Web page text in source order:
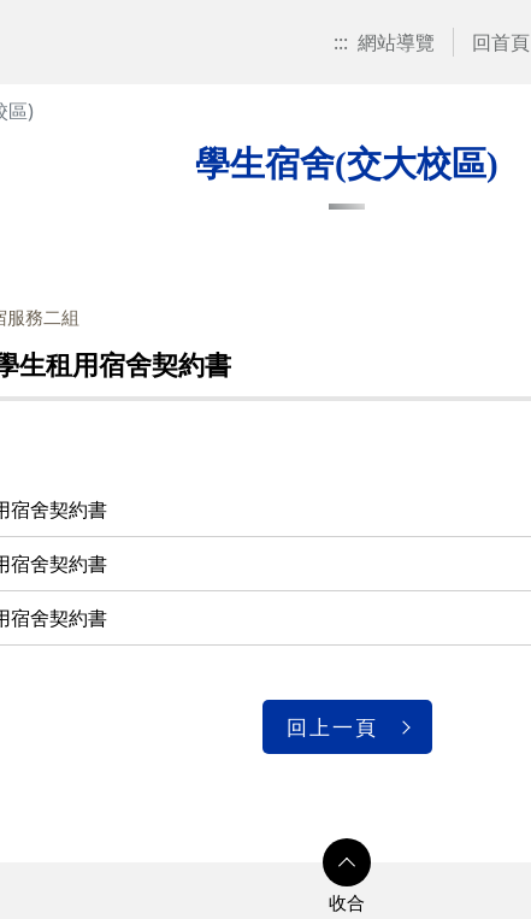
::: 網站導覽 回首頁
區)
學生宿舍(交大校區)
服務二組
生租用宿舍契約書
宿舍契約書
宿舍契約書
宿舍契約書
回上一頁